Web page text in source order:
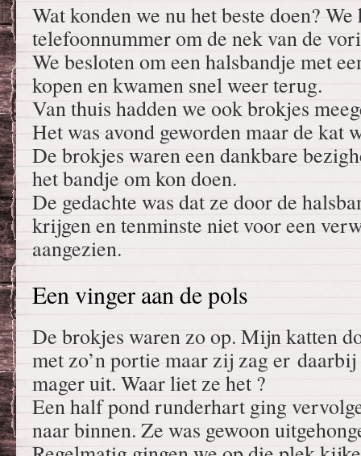
Wat konden we nu het beste doen?
telefoonnummer om de nek van de
We besloten om een halsbandje met
kopen en kwamen snel weer terug.
Van thuis hadden we ook brokjes
Het was avond geworden maar de kat
De brokjes waren een dankbare
het bandje om kon doen.
De gedachte was dat ze door de
krijgen en tenminste niet voor een
aangezien.
Een vinger aan de pols
De brokjes waren zo op. Mijn katten
met zo’n portie maar zij zag er
mager uit. Waar liet ze het ?
Een half pond runderhart ging
naar binnen. Ze was gewoon